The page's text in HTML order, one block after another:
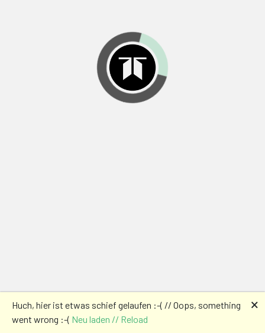
Huch, hier ist etwas schief gelaufen :-( // Oops, something
went wrong :-( Neu laden // Reload
🗙